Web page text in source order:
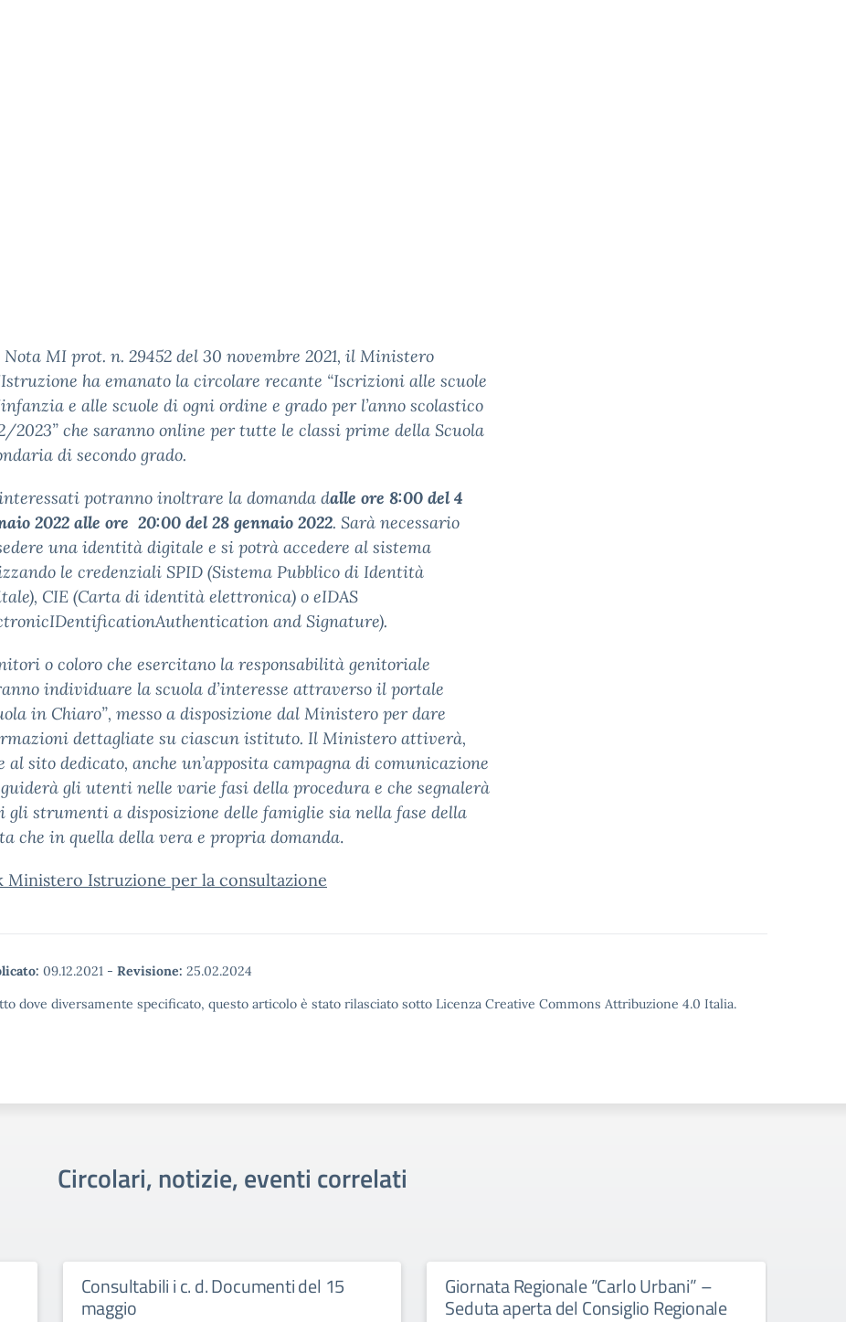
Nota MI prot. n. 29452 del 30 novembre 2021, il Ministero
ha emanato la circolare recante “Iscrizioni alle scuole
e alle scuole di ogni ordine e grado per l’anno scolastico
2023” che saranno online per tutte le classi prime della Scuola
di secondo grado.
potranno inoltrare la domanda dalle ore 8:00 del 4
2022 alle ore 20:00 del 28 gennaio 2022. Sarà necessario
una identità digitale e si potrà accedere al sistema
le credenziali SPID (Sistema Pubblico di Identità
CIE (Carta di identità elettronica) o eIDAS
and Signature).
o coloro che esercitano la responsabilità genitoriale
individuare la scuola d’interesse attraverso il portale
in Chiaro”, messo a disposizione dal Ministero per dare
dettagliate su ciascun istituto. Il Ministero attiverà,
al sito dedicato, anche un’apposita campagna di comunicazione
gli utenti nelle varie fasi della procedura e che segnalerà
strumenti a disposizione delle famiglie sia nella fase della
che in quella della vera e propria domanda.
Ministero Istruzione per la consultazione
09.12.2021 - Revisione: 25.02.2024
dove diversamente specificato, questo articolo è stato rilasciato sotto Licenza Creative Commons Attribuzione 4.0 Italia.
Circolari, notizie, eventi correlati
Consultabili i c. d. Documenti del 15
maggio
Giornata Regionale “Carlo Urbani” –
Seduta aperta del Consiglio Regionale